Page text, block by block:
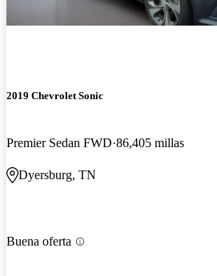
2019 Chevrolet Sonic
Premier Sedan FWD 86,405 millas
Dyersburg, TN
Buena oferta